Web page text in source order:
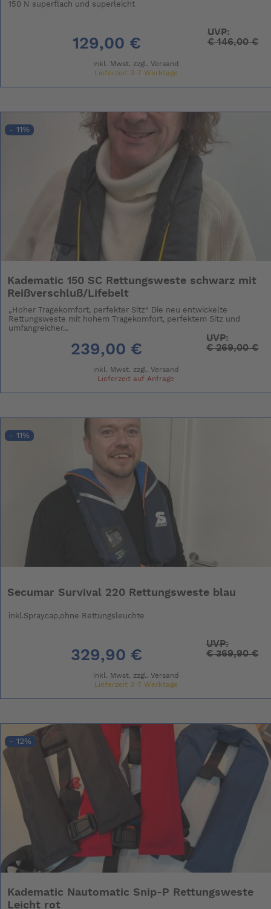
150 N superflach und superleicht
129,00 €
UVP:
€146,00 €
inkl. Mwst. zzgl. Versand
Lieferzeit 3-7 Werktage
- 11%
Kadematic 150 SC Rettungsweste schwarz mit
Reißverschluß/Lifebelt
„Hoher Tragekomfort, perfekter Sitz“ Die neu entwickelte
Rettungsweste mit hohem Tragekomfort, perfektem Sitz und
umfangreicher...
239,00 €
UVP:
€269,00 €
inkl. Mwst. zzgl. Versand
Lieferzeit auf Anfrage
- 11%
Secumar Survival 220 Rettungsweste blau
inkl.Spraycap,ohne Rettungsleuchte
329,90 €
UVP:
€369,90 €
inkl. Mwst. zzgl. Versand
Lieferzeit 3-7 Werktage
- 12%
Kadematic Nautomatic Snip-P Rettungsweste
Leicht rot